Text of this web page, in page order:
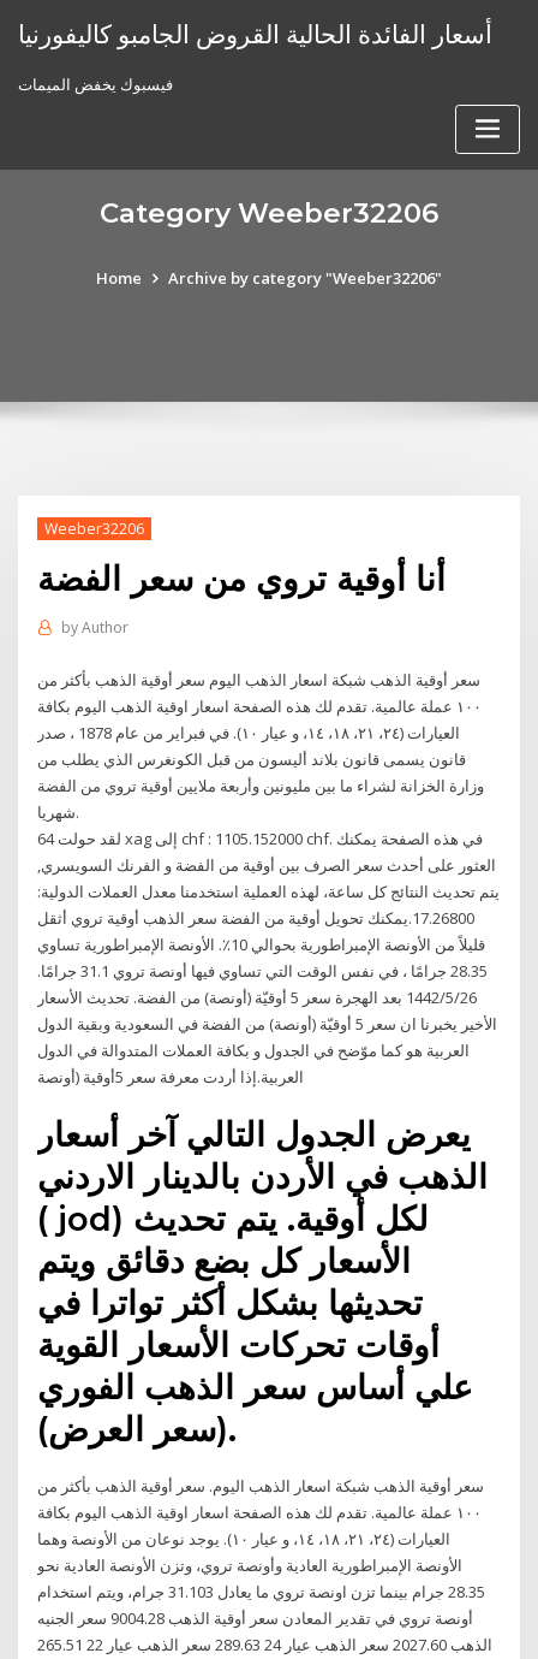
أسعار الفائدة الحالية القروض الجامبو كاليفورنيا
فيسبوك يخفض الميمات
Category Weeber32206
Home Archive by category "Weeber32206"
Weeber32206
أنا أوقية تروي من سعر الفضة
byAuthor
سعر أوقية الذهب شبكة اسعار الذهب اليوم سعر أوقية الذهب بأكثر من
١٠٠ عملة عالمية. تقدم لك هذه الصفحة اسعار اوقية الذهب اليوم بكافة
العيارات (٢٤، ٢١، ١٨، ١٤، و عيار ١٠). في فبراير من عام 1878 ، صدر
قانون يسمى قانون بلاند أليسون من قبل الكونغرس الذي يطلب من
وزارة الخزانة لشراء ما بين مليونين وأربعة ملايين أوقية تروي من الفضة
شهريا.
لقد حولت 64 xag إلى chf : 1105.152000 chf. في هذه الصفحة يمكنك
العثور على أحدث سعر الصرف بين أوقية من الفضة و الفرنك السويسري,
يتم تحديث النتائج كل ساعة، لهذه العملية استخدمنا معدل العملات الدولية:
17.26800.يمكنك تحويل أوقية من الفضة سعر الذهب أوقية تروي أثقل
قليلاً من الأونصة الإمبراطورية بحوالي 10٪. الأونصة الإمبراطورية تساوي
28.35 جرامًا ، في نفس الوقت التي تساوي فيها أونصة تروي 31.1 جرامًا.
26‏‏/5‏‏/1442 بعد الهجرة سعر 5 أوقيّة (أونصة) من الفضة. تحديث الأسعار
الأخير يخبرنا ان سعر 5 أوقيّة (أونصة) من الفضة في السعودية وبقية الدول
العربية هو كما موّضح في الجدول و بكافة العملات المتدوالة في الدول
العربية.إذا أردت معرفة سعر 5أوقية (أونصة
يعرض الجدول التالي آخر أسعار
الذهب في الأردن بالدينار الاردني
( jod) لكل أوقية. يتم تحديث
الأسعار كل بضع دقائق ويتم
تحديثها بشكل أكثر تواترا في
أوقات تحركات الأسعار القوية
علي أساس سعر الذهب الفوري
(سعر العرض).
سعر أوقية الذهب شبكة اسعار الذهب اليوم. سعر أوقية الذهب بأكثر من
١٠٠ عملة عالمية. تقدم لك هذه الصفحة اسعار اوقية الذهب اليوم بكافة
العيارات (٢٤، ٢١، ١٨، ١٤، و عيار ١٠). يوجد نوعان من الأونصة وهما
الأونصة الإمبراطورية العادية وأونصة تروي، وتزن الأونصة العادية نحو
28.35 جرام بينما تزن اونصة تروي ما يعادل 31.103 جرام، ويتم استخدام
أونصة تروي في تقدير المعادن سعر أوقية الذهب 9004.28 سعر الجنيه
الذهب 2027.60 سعر الذهب عيار 24 289.63 سعر الذهب عيار 22 265.51